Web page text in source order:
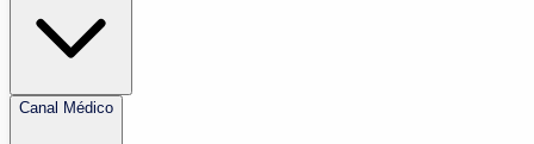
Canal Médico